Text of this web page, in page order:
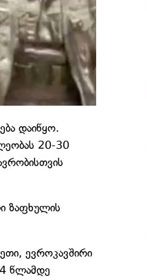
დაიწყო.
20-30
ზაფხულის
ევროკავშირი
წლამდე